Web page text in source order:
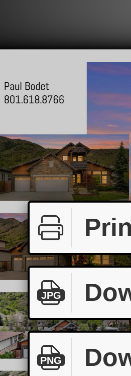
JPG
PNG